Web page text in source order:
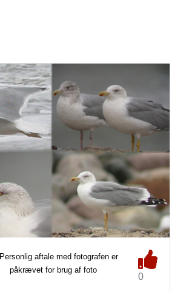
Personlig aftale med fotografen er
påkrævet for brug af foto
0